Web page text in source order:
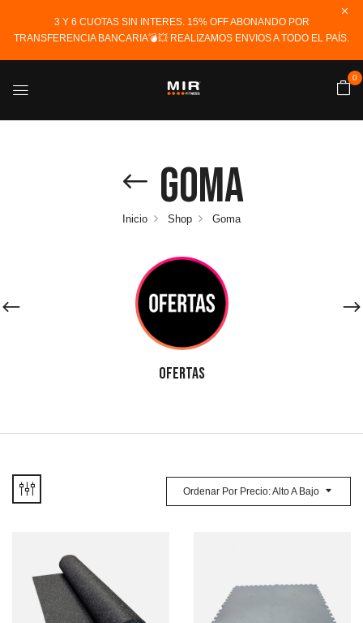
3 Y 6 CUOTAS SIN INTERES. 15% OFF ABONANDO POR
TRANSFERENCIA BANCARIA💣💥 REALIZAMOS ENVIOS A TODO EL PAÍS.
0
Goma
Inicio Shop Goma
OFERTAS
Ordenar Por Precio: Alto A Bajo